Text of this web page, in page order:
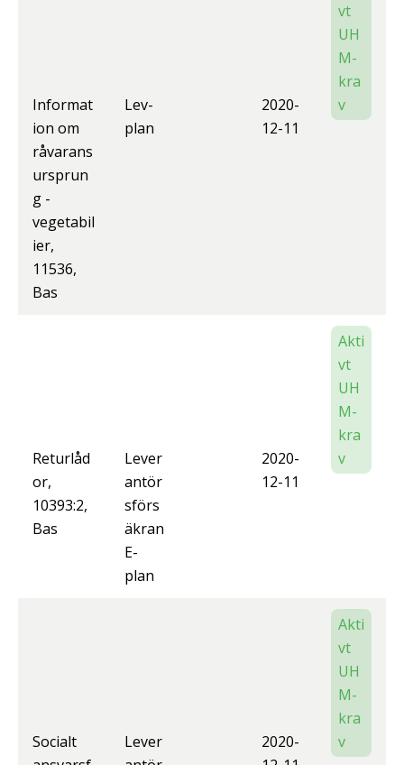
Informat
ion om
råvarans
ursprun
g -
vegetabil
ier,
11536,
Bas
Lev-
plan
2020-
12-11
vt
UH
M-
kra
v
Returlåd
or,
10393:2,
Bas
Lever
antör
sförs
äkran
E-
plan
2020-
12-11
Akti
vt
UH
M-
kra
v
Socialt
Lever
2020-
Akti
vt
UH
M-
kra
v